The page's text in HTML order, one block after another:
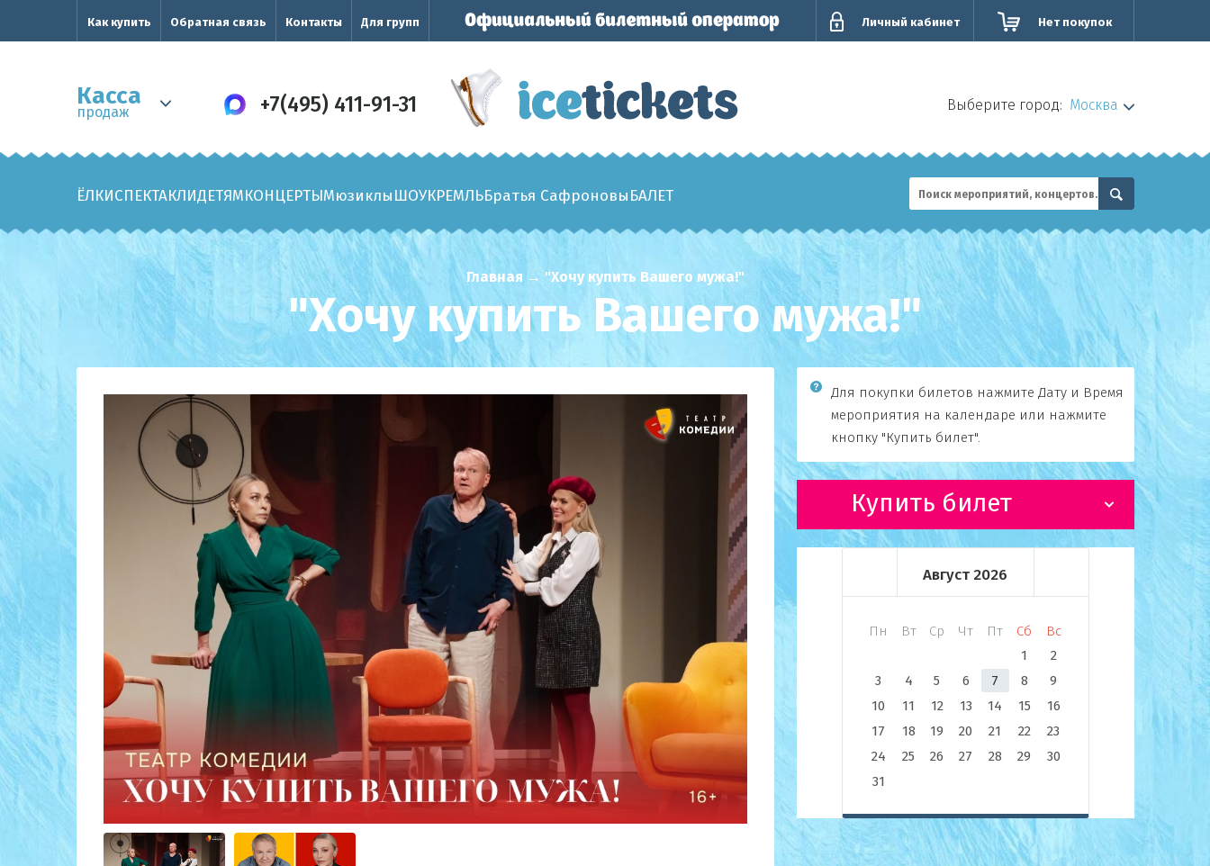
Как купить Обратная связь Контакты Для групп Личный кабинет Нет покупок
Касса
продаж +7(495) 411-91-31 Выберите город: Москва
ЁЛКИСПЕКТАКЛИДЕТЯМКОНЦЕРТЫМюзиклыШОУКРЕМЛЬБратья СафроновыБАЛЕТ
Главная → "Хочу купить Вашего мужа!"
"Хочу купить Вашего мужа!"
Для покупки билетов нажмите Дату и Время
мероприятия на календаре или нажмите
кнопку "Купить билет".
Купить билет
Август 2026
Пн Вт Ср Чт Пт Сб
Вс
1
2
3
4 5 6 7 8
9
10
11 12 13 14 15
16
17
18 19 20 21 22
23
24
25 26 27 28 29
30
31